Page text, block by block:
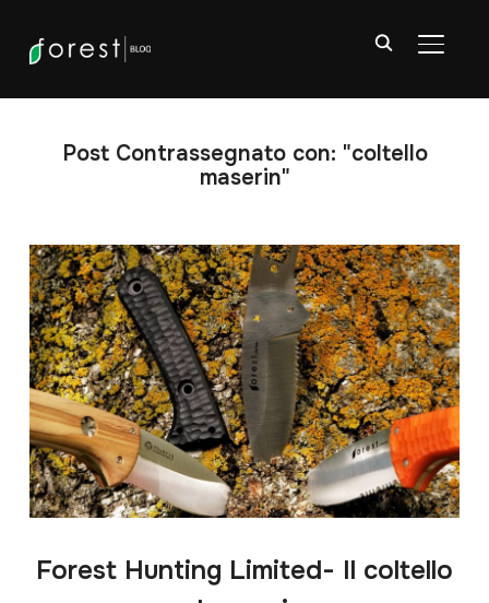
APRI/
Post Contrassegnato con: "coltello
maserin"
Forest Hunting Limited- Il coltello